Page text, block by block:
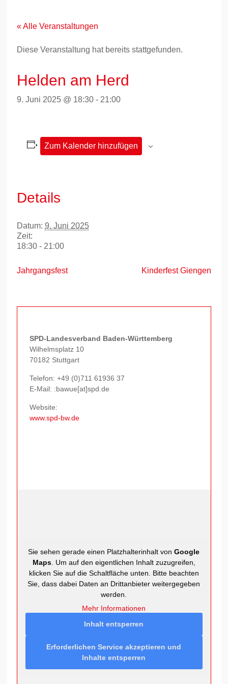
springen« Alle Veranstaltungen
Diese Veranstaltung hat bereits stattgefunden.
Helden am Herd
9. Juni 2025 @ 18:30 - 21:00
Zum Kalender hinzufügen
Details
Datum: 9. Juni 2025
Zeit:
18:30 - 21:00
Jahrgangsfest Kinderfest Giengen
SPD-Landesverband Baden-Württemberg
Wilhelmsplatz 10
70182 Stuttgart
Telefon:+49 (0)711 61936 37
E-Mail: :bawue[at]spd.de
Website:
www.spd-bw.de
Sie sehen gerade einen Platzhalterinhalt vonGoogle
Maps. Um auf den eigentlichen Inhalt zuzugreifen,
klicken Sie auf die Schaltfläche unten. Bitte beachten
Sie, dass dabei Daten an Drittanbieter weitergegeben
werden.
Mehr Informationen
Inhalt entsperren
Erforderlichen Service akzeptieren und
Inhalte entsperren